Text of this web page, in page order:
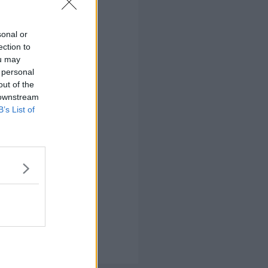
or
to
may
of the
List of